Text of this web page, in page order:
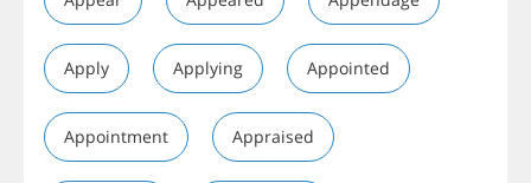
Apply Applying Appointed
Appointment Appraised